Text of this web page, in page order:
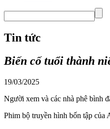
Tin tức
Biến cố tuổi thành
19/03/2025
Người xem và các nhà phê bình
Phim bộ truyền hình bốn tập của